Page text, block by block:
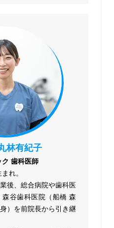
林有紀子
ク 歯科医師
れ。
後、総合病院や歯科医
谷歯科医院（船橋 森
）を前院長から引き継